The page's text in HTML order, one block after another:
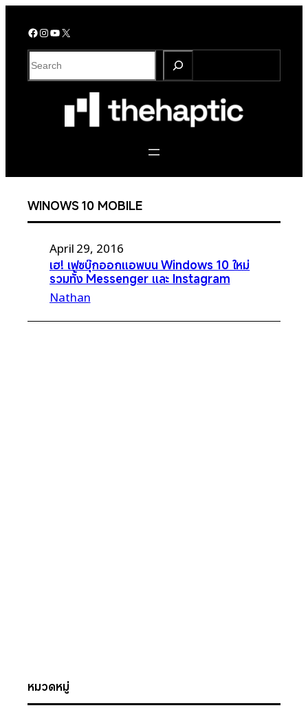
Facebook InstagramYouTube X
S
e
WINOWS 10 MOBILE
April 29, 2016
เฮ! เฟซบุ๊กออกแอพบน Windows 10 ใหม่
รวมทั้ง Messenger และ Instagram
Nathan
หมวดหมู่